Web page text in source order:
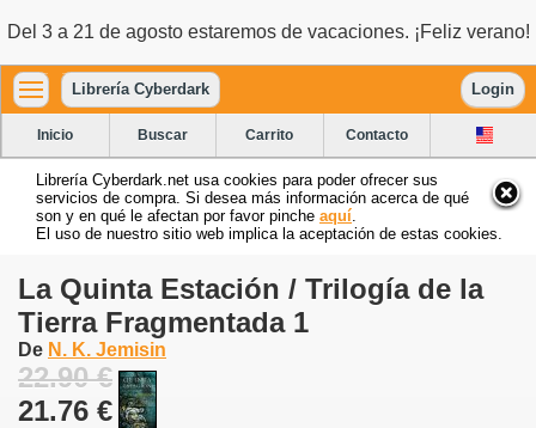
Del 3 a 21 de agosto estaremos de vacaciones. ¡Feliz verano!
Librería Cyberdark Login
Inicio Buscar Carrito Contacto
Librería Cyberdark.net usa cookies para poder ofrecer sus
servicios de compra. Si desea más información acerca de qué
son y en qué le afectan por favor pinche aquí
El uso de nuestro sitio web implica la aceptación de estas cookies.
La Quinta Estación / Trilogía de la
Tierra Fragmentada 1
De N. K. Jemisin
22.90 €
21.76 €